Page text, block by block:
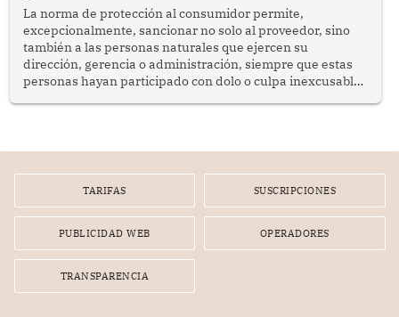
La norma de protección al consumidor permite,
excepcionalmente, sancionar no solo al proveedor, sino
también a las personas naturales que ejercen su
dirección, gerencia o administración, siempre que estas
personas hayan participado con dolo o culpa inexcusable
por la frustrada realización de un meet and greet con
TARIFAS SUSCRIPCIONES
PUBLICIDAD WEB OPERADORES
TRANSPARENCIA